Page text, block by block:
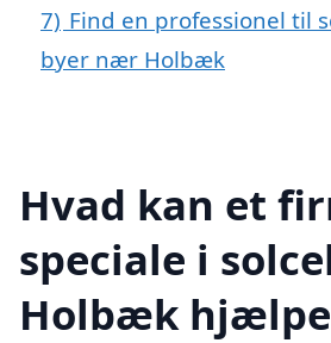
7) Find en professionel til
byer nær Holbæk
Hvad kan et
speciale i
Holbæk hjælpe